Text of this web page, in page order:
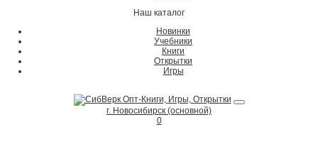
Наш каталог
Новинки
Учебники
Книги
Открытки
Игры
г. Новосибирск (основной)
0